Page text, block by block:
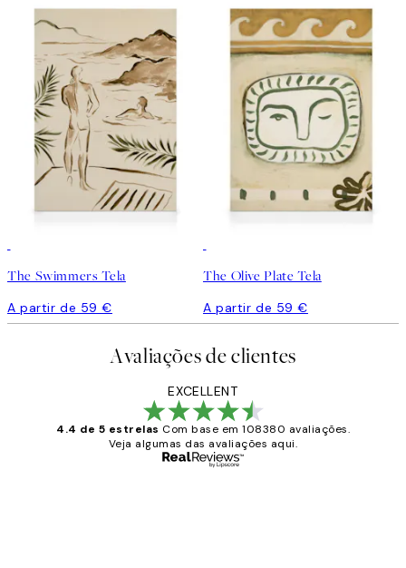
The Swimmers Tela
A partir de 59 €
The Olive Plate Tela
A partir de 59 €
Avaliações de clientes
EXCELLENT
4.4 de 5 estrelas Com base em 108380 avaliações.
Veja algumas das avaliações aqui.